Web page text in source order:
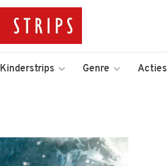
Kinderstrips Genre Acties